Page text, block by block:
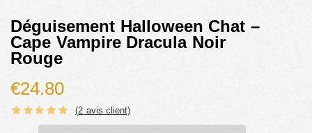
Déguisement Halloween Chat –
Cape Vampire Dracula Noir
Rouge
€24.80
(2 avis client)